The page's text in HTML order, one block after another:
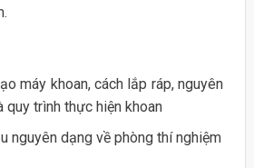
máy khoan, cách lắp ráp, nguyên
trình thực hiện khoan
nguyên dạng về phòng thí nghiệm